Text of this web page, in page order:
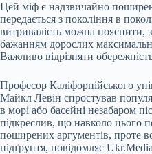
Цей міф є надзвичайно
передається з покоління в
витривалість можна пояснити,
бажанням дорослих
Важливо відрізняти
Професор Каліфорнійського
Майкл Левін спростував
в морі або басейні незабаром
підкреслив, що навколо цього
поширених аргументів, проте
підґрунтя, повідомляє